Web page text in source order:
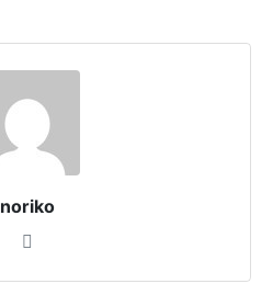
noriko